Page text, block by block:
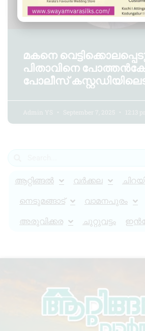
മകനെ
പിതാവിനെ
പോലീസ്
Admin YS September 7, 2025 12:13
ആറ്റിങ്ങൽ വർക്കല
നെടുമങ്ങാട് വാമനപുരം
അരുവിക്കര ചുറ്റുവട്ടം